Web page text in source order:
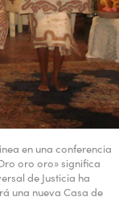
en una conferencia
oro oro» significa
de Justicia ha
una nueva Casa de